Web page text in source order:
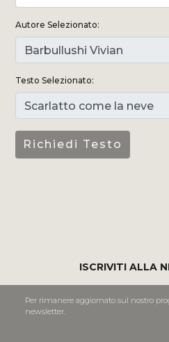
Autore Selezionato:
Testo Selezionato:
ISCRIVITI ALLA
Per rimanere aggiornato sul nostro
newsletter.